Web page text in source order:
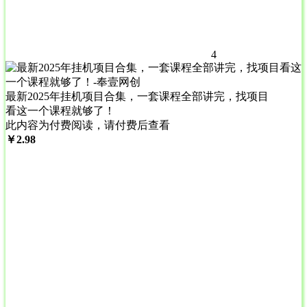
4
最新2025年挂机项目合集，一套课程全部讲完，找项目
看这一个课程就够了！
此内容为付费阅读，请付费后查看
￥2.98